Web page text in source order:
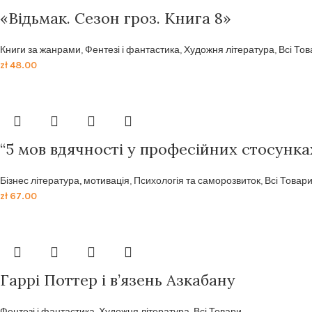
«Відьмак. Сезон гроз. Книга 8»
Книги за жанрами,Фентезі і фантастика,Художня література, Всі
zł48.00
“5 мов вдячності у професійних
Бізнес література, мотивація, Психологія та саморозвиток, Всі Товари
zł 67.00
Гаррі Поттер і в’язень Азкабану